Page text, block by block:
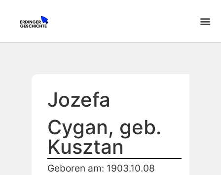
Jozefa
Cygan, geb.
Kusztan
Geboren am: 1903.10.08